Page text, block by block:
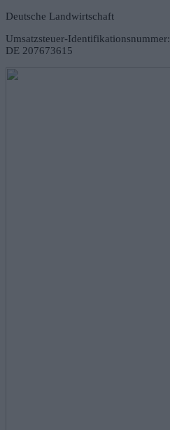
Deutsche Landwirtschaft
Umsatzsteuer-Identifikationsnummer:
DE 207673615